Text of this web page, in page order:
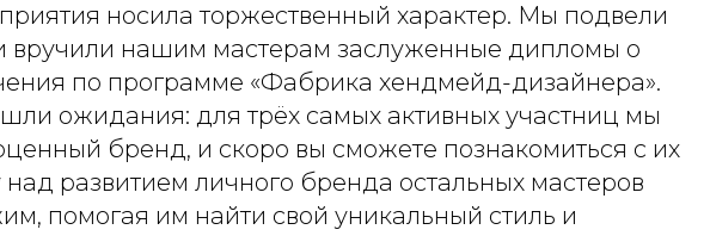
носила торжественный характер. Мы подвели
и вручили нашим мастерам заслуженные дипломы о
по программе «Фабрика хендмейд-дизайнера».
ожидания: для трёх самых активных участниц мы
бренд, и скоро вы сможете познакомиться с их
развитием личного бренда остальных мастеров
помогая им найти свой уникальный стиль и